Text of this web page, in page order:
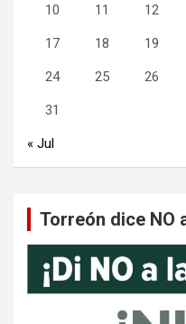
10 11 12
17 18 19
24 25 26
31
« Jul
Torreón dice NO